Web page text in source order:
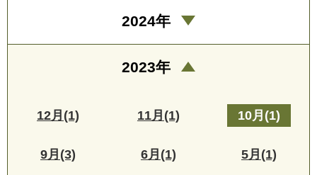
2024年
2023年
12月(1) 11月(1) 10月(1)
9月(3) 6月(1) 5月(1)